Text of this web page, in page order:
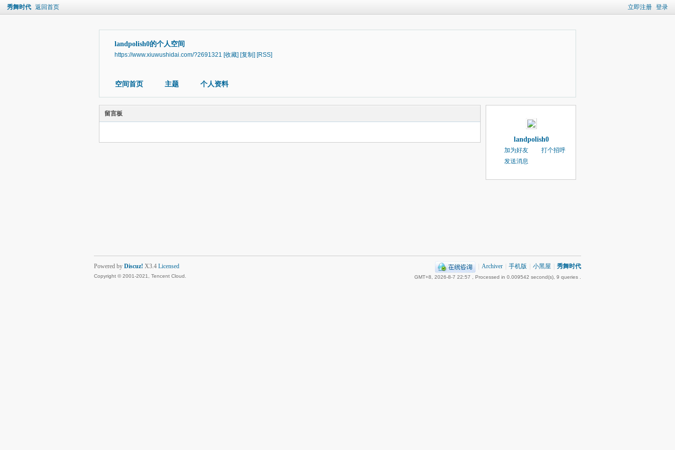
立即注册 登录
秀舞时代 返回首页
landpolish0的个人空间
https://www.xiuwushidai.com/?2691321 [收藏] [复制] [RSS]
空间首页 主题 个人资料
留言板
landpolish0
加为好友
打个招呼
发送消息
Archiver 手机版 小黑屋 秀舞时代
GMT+8, 2026-8-7 22:57 , Processed in 0.009542 second(s), 9 queries .
Powered by Discuz! X3.4 Licensed
Copyright © 2001-2021, Tencent Cloud.